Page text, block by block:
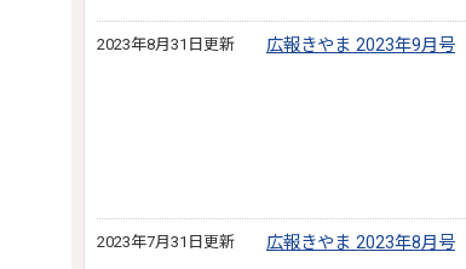
2023年8月31日更新 広報きやま 2023年9月号
2023年7月31日更新 広報きやま 2023年8月号